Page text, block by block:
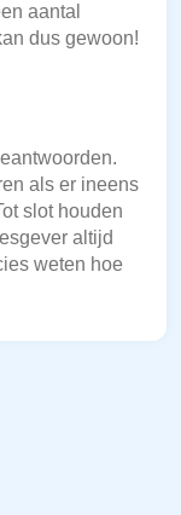
aantal
dus gewoon!
als er ineens
slot houden
altijd
weten hoe